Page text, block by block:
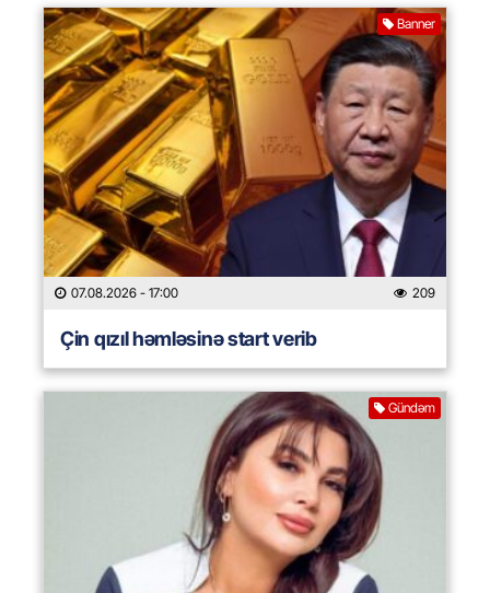
Banner
07.08.2026 - 17:00 209
Çin qızıl həmləsinə start verib
Gündəm